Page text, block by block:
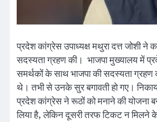
प्रदेश कांग्रेस उपाध्यक्ष मथुरा दत्त जोशी ने
सदस्यता ग्रहण की। भाजपा मुख्यालय में
समर्थकों के साथ भाजपा की सदस्यता ग्रहण
थे। तभी से उनके सुर बगावती हो गए।
प्रदेश कांग्रेस ने रूठों को मनाने की योजना
लिया है, लेकिन दूसरी तरफ टिकट न मिलने